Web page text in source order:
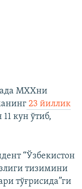
МХХни
23 йиллик
кун ўтиб,
“Ўзбекистон
тизимини
тўғрисида”ги